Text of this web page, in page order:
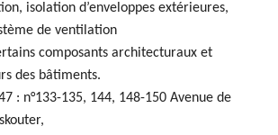
isolation d’enveloppes extérieures,
de ventilation
composants architecturaux et
des bâtiments.
: n°133-135, 144, 148-150 Avenue de